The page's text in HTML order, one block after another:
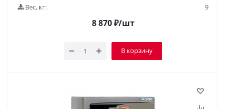
Вес, кг: 9
8 870₽/шт
В корзину